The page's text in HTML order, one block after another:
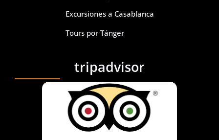
Excursiones a Casablanca
Tours por Tánger
tripadvisor